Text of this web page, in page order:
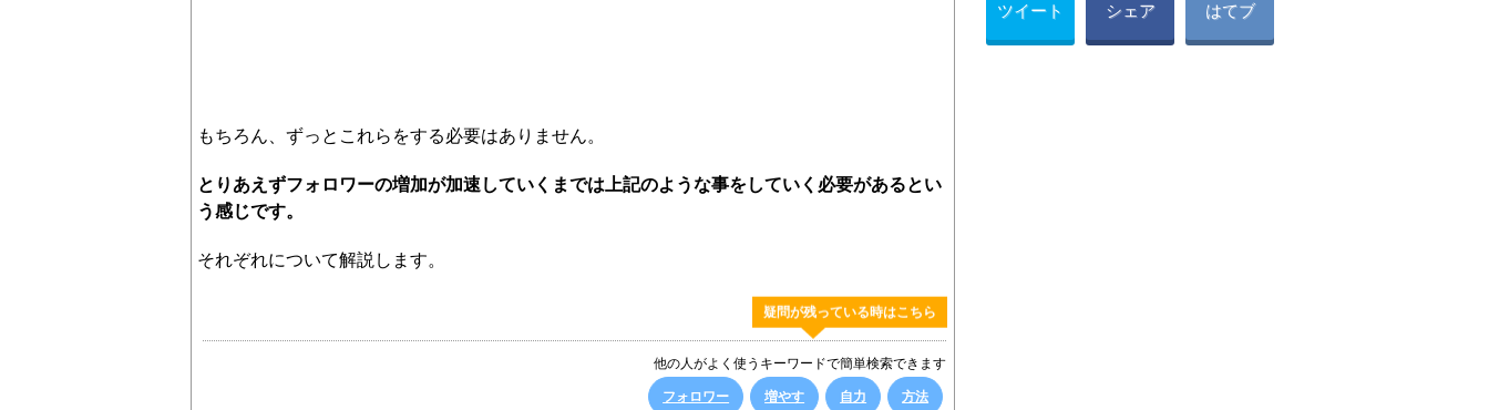
もちろん、ずっとこれらをする必要はありません。
とりあえずフォロワーの増加が加速していくまでは上記のような事をしていく必要があるとい
う感じです。
それぞれについて解説します。
疑問が残っている時はこちら
他の人がよく使うキーワードで簡単検索できます
フォロワー 増やす 自力 方法
ツイート シェア はてブ